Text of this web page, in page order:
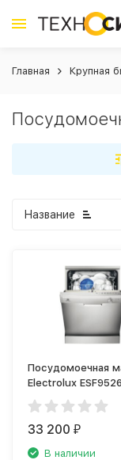
Главная Крупная
Название
Посудомоечная
Electrolux
33 200₽
В наличии